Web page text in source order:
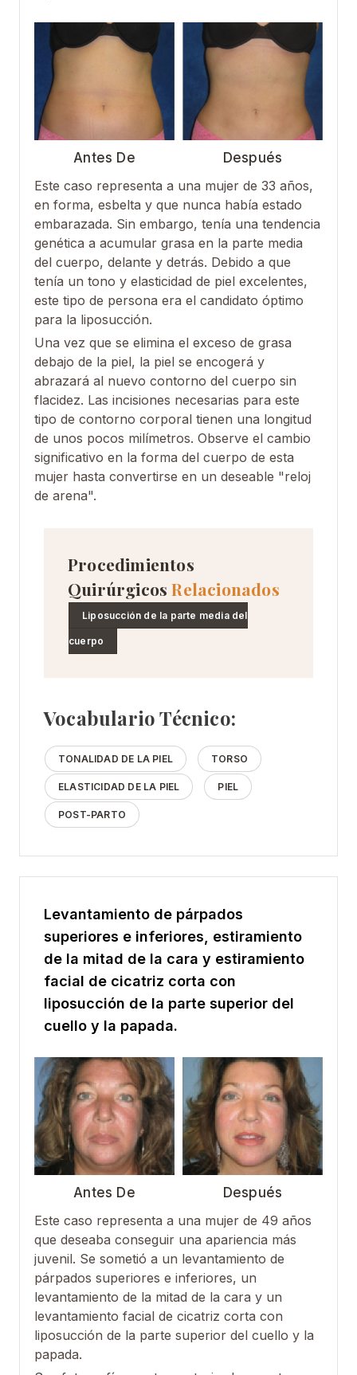
Antes De
Después
Este caso representa a una mujer de 33 años,
en forma, esbelta y que nunca había estado
embarazada. Sin embargo, tenía una tendencia
genética a acumular grasa en la parte media
del cuerpo, delante y detrás. Debido a que
tenía un tono y elasticidad de piel excelentes,
este tipo de persona era el candidato óptimo
para la liposucción.
Una vez que se elimina el exceso de grasa
debajo de la piel, la piel se encogerá y
abrazará al nuevo contorno del cuerpo sin
flacidez. Las incisiones necesarias para este
tipo de contorno corporal tienen una longitud
de unos pocos milímetros. Observe el cambio
significativo en la forma del cuerpo de esta
mujer hasta convertirse en un deseable "reloj
de arena".
Procedimientos
Quirúrgicos Relacionados
Liposucción de la parte media del
cuerpo
Vocabulario Técnico:
TONALIDAD DE LA PIEL TORSO
ELASTICIDAD DE LA PIEL PIEL
POST-PARTO
Levantamiento de párpados
superiores e inferiores, estiramiento
de la mitad de la cara y estiramiento
facial de cicatriz corta con
liposucción de la parte superior del
cuello y la papada.
Antes De
Después
Este caso representa a una mujer de 49 años
que deseaba conseguir una apariencia más
juvenil. Se sometió a un levantamiento de
párpados superiores e inferiores, un
levantamiento de la mitad de la cara y un
levantamiento facial de cicatriz corta con
liposucción de la parte superior del cuello y la
papada.